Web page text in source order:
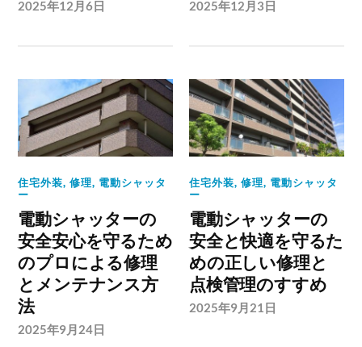
2025年12月6日 2025年12月3日
住宅外装,修理, 電動シャッタ
ー
電動シャッターの
安全安心を守るため
のプロによる修理
とメンテナンス方
法
2025年9月24日
住宅外装,修理, 電動シャッタ
ー
電動シャッターの
安全と快適を守るた
めの正しい修理と
点検管理のすすめ
2025年9月21日